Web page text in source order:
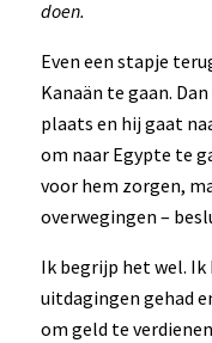
doen.
Even een stapje
Kanaän te gaan.
plaats en hij gaat
om naar Egypte te
voor hem zorgen,
overwegingen –
Ik begrijp het wel. Ik
uitdagingen gehad
om geld te